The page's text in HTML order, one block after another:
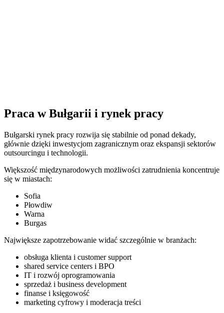
Praca w Bułgarii i rynek pracy
Bułgarski rynek pracy rozwija się stabilnie od ponad dekady,
głównie dzięki inwestycjom zagranicznym oraz ekspansji sektorów
outsourcingu i technologii.
Większość międzynarodowych możliwości zatrudnienia koncentruje
się w miastach:
Sofia
Płowdiw
Warna
Burgas
Największe zapotrzebowanie widać szczególnie w branżach:
obsługa klienta i customer support
shared service centers i BPO
IT i rozwój oprogramowania
sprzedaż i business development
finanse i księgowość
marketing cyfrowy i moderacja treści